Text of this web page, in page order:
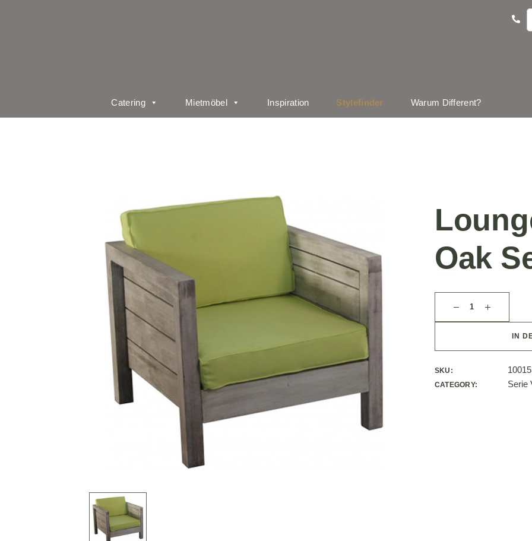
Catering Mietmöbel Inspiration Stylefinder Warum Different?
Oak
IN
SKU:
CATEGORY: Serie